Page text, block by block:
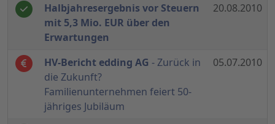
Halbjahresergebnis vor Steuern
mit 5,3 Mio. EUR über den
Erwartungen
20.08.2010
HV-Bericht edding AG - Zurück in
die Zukunft?
Familienunternehmen feiert 50-
jähriges Jubiläum
05.07.2010